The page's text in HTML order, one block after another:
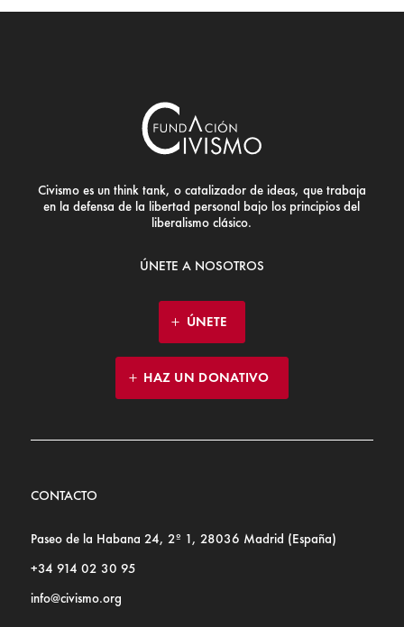
Civismo es un think tank, o catalizador de ideas, que trabaja
en la defensa de la libertad personal bajo los principios del
liberalismo clásico.
ÚNETE A NOSOTROS
ÚNETE
HAZ UN DONATIVO
CONTACTO
Paseo de la Habana 24, 2º 1, 28036 Madrid (España)
+34 914 02 30 95
info@civismo.org